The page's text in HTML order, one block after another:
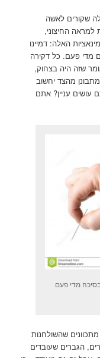
שקורים לאשה
החיצוני,
האלה:דמיינו
מדי פעם. כל דקירה
שזה היה בצחוק,
מהצד יחשוב
עניין? אתם
מדי פעם
שהשולחנות
הגברים שעובדים